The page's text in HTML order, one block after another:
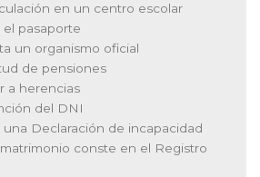
en un centro escolar
el pasaporte
un organismo oficial
de pensiones
a herencias
del DNI
una Declaración de incapacidad
conste en el Registro